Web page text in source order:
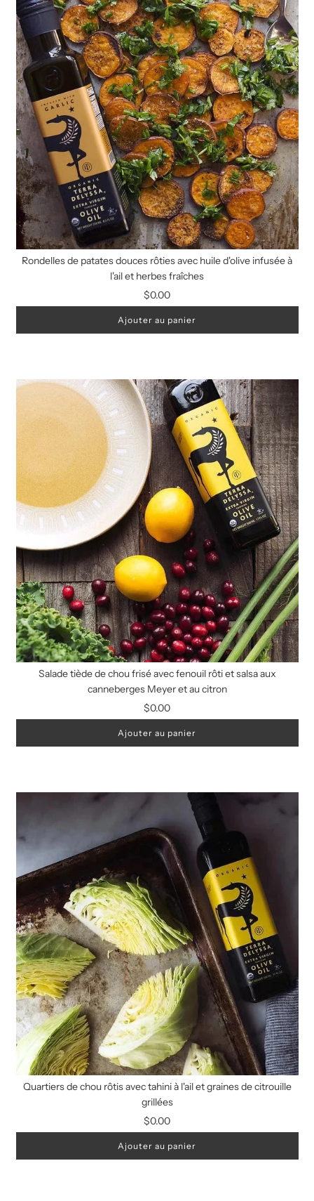
Rondelles de patates douces rôties avec huile d'olive infusée à
l'ail et herbes fraîches
$0.00
Ajouter au panier
Salade tiède de chou frisé avec fenouil rôti et salsa aux
canneberges Meyer et au citron
$0.00
Ajouter au panier
Quartiers de chou rôtis avec tahini à l'ail et graines de citrouille
grillées
$0.00
Ajouter au panier